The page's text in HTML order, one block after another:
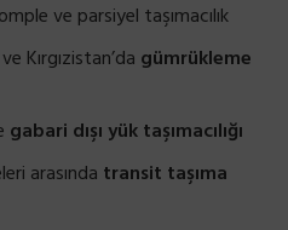
ve parsiyel taşımacılık
Kırgızistan’da gümrükleme
gabari dışı yük taşımacılığı
arasında transit taşıma